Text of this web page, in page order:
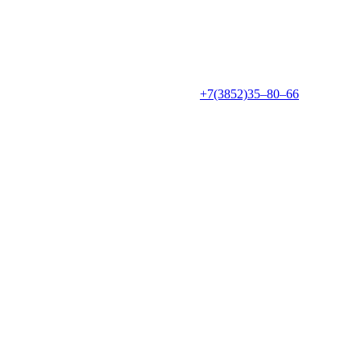
+7(3852)35‒80‒66